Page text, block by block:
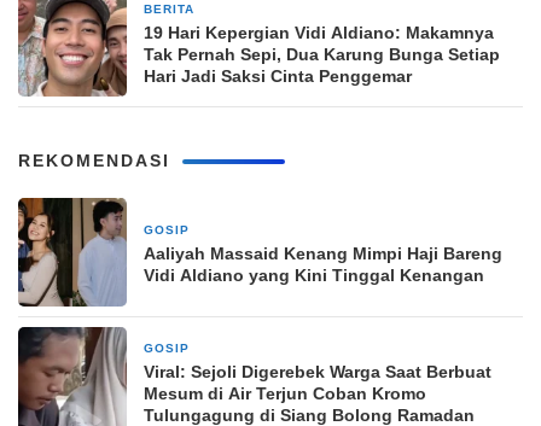
BERITA
19 Hari Kepergian Vidi Aldiano: Makamnya
Tak Pernah Sepi, Dua Karung Bunga Setiap
Hari Jadi Saksi Cinta Penggemar
REKOMENDASI
GOSIP
Aaliyah Massaid Kenang Mimpi Haji Bareng
Vidi Aldiano yang Kini Tinggal Kenangan
GOSIP
Viral: Sejoli Digerebek Warga Saat Berbuat
Mesum di Air Terjun Coban Kromo
Tulungagung di Siang Bolong Ramadan